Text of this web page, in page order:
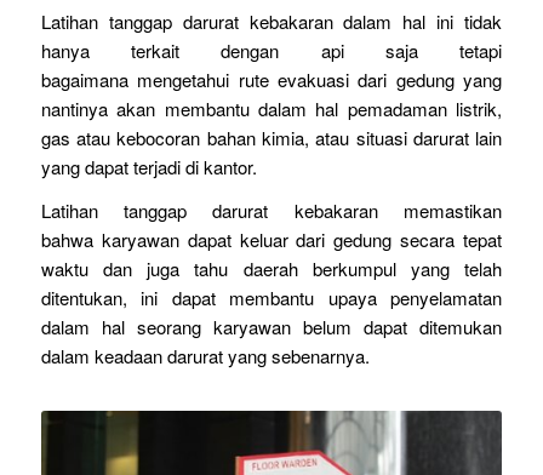
Latihan tanggap darurat kebakaran dalam hal ini tidak
hanya terkait dengan api saja tetapi
bagaimana mengetahui rute evakuasi dari gedung yang
nantinya akan membantu dalam hal pemadaman listrik,
gas atau kebocoran bahan kimia, atau situasi darurat lain
yang dapat terjadi di kantor.
Latihan tanggap darurat kebakaran memastikan
bahwa karyawan dapat keluar dari gedung secara tepat
waktu dan juga tahu daerah berkumpul yang telah
ditentukan, ini dapat membantu upaya penyelamatan
dalam hal seorang karyawan belum dapat ditemukan
dalam keadaan darurat yang sebenarnya.